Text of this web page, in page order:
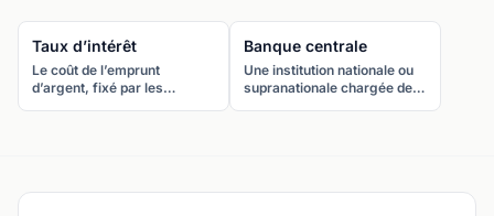
Taux d’intérêt
Le coût de l’emprunt
d’argent, fixé par les
de change.
Banque centrale
Une institution nationale ou
supranationale chargée de
financière.